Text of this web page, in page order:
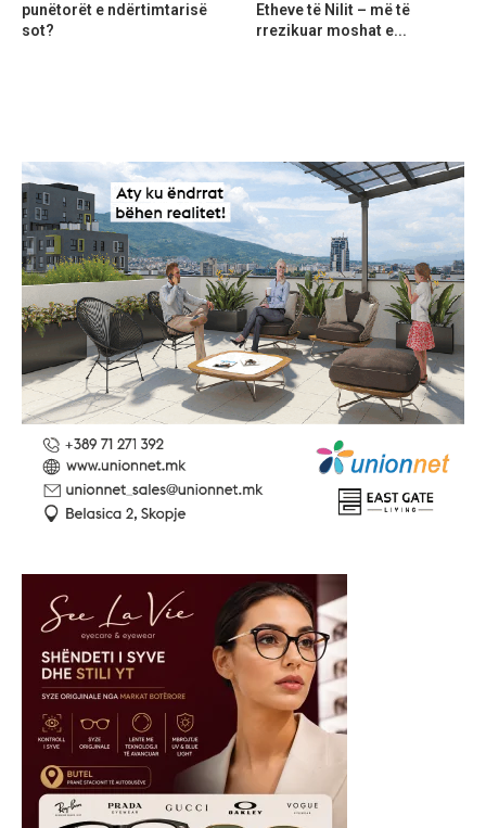
punëtorët e ndërtimtarisë
sot?
Etheve të Nilit – më të
rrezikuar moshat e...